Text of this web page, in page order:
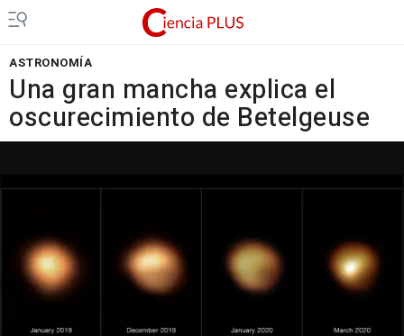
ASTRONOMÍA
Una gran mancha explica el
oscurecimiento de Betelgeuse